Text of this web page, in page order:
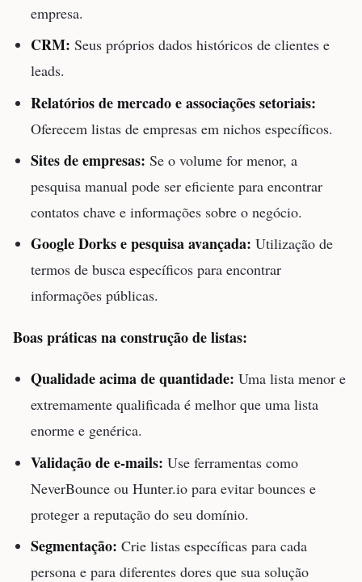
empresa.
CRM: Seus próprios dados históricos de clientes e
leads.
Relatórios de mercado e associações setoriais:
Oferecem listas de empresas em nichos específicos.
Sites de empresas: Se o volume for menor, a
pesquisa manual pode ser eficiente para encontrar
contatos chave e informações sobre o negócio.
Google Dorks e pesquisa avançada: Utilização de
termos de busca específicos para encontrar
informações públicas.
Boas práticas na construção de listas:
Qualidade acima de quantidade: Uma lista menor e
extremamente qualificada é melhor que uma lista
enorme e genérica.
Validação de e-mails: Use ferramentas como
NeverBounce ou Hunter.io para evitar bounces e
proteger a reputação do seu domínio.
Segmentação: Crie listas específicas para cada
persona e para diferentes dores que sua solução